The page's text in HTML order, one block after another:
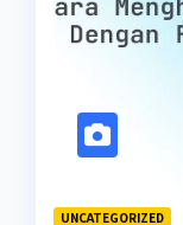
UNCATEGORIZED